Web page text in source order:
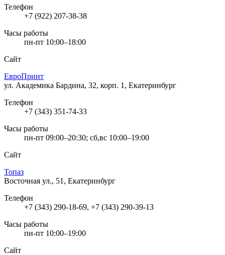
Телефон
+7 (922) 207-38-38
Часы работы
пн-пт 10:00–18:00
Сайт
ЕвроПринт
ул. Академика Бардина, 32, корп. 1, Екатеринбург
Телефон
+7 (343) 351-74-33
Часы работы
пн-пт 09:00–20:30; сб,вс 10:00–19:00
Сайт
Топаз
Восточная ул., 51, Екатеринбург
Телефон
+7 (343) 290-18-69, +7 (343) 290-39-13
Часы работы
пн-пт 10:00–19:00
Сайт